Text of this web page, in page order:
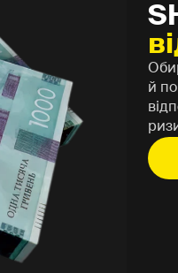
Охоронці
їм ефективно
що підкреслює
співробітники
швидкі та правильні
тренування з
у разі реальної
сценаріїв
пригод.
законодавства, що
ситуаціях.
засобами
й